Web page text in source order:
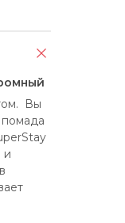
Вы
помада
и